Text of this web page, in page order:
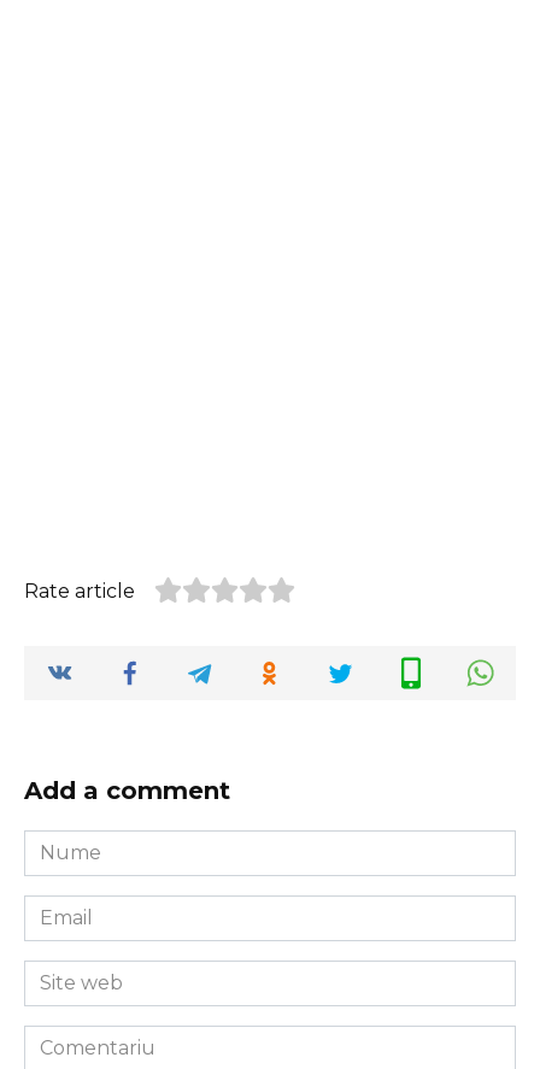
Rate article
Add a comment
Nume
*
Email
*
Site
web
Comentariu